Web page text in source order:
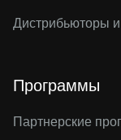
Дистрибьюторы
Программы
Партнерские